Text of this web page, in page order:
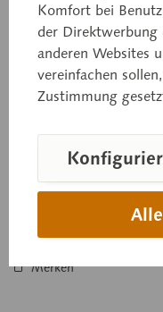
Smaragdeidechse,
Männchen
Lacerta viridis. In
Größe, aus SOMSO-
Christian Groß. Mit
aufgedruckter
auf grünen...
Preis auf Anfrage
In den
Merken
Komfort bei
der
anderen Websites
vereinfachen
Zustimmung